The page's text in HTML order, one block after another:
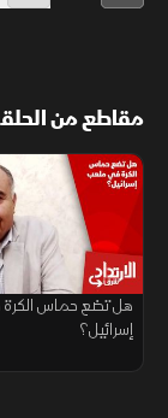
مقاطع من
هل تضع حماس
إسرائيل؟